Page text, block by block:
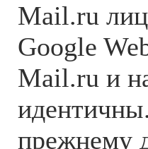
Mail.ru
Google
Mail.ru и
прежнему